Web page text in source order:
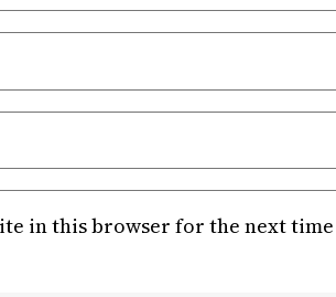
in this browser for the next